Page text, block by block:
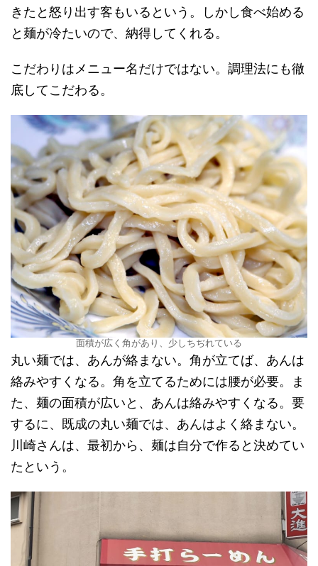
きたと怒り出す客もいるという。しかし食べ始める
と麺が冷たいので、納得してくれる。
こだわりはメニュー名だけではない。調理法にも徹
底してこだわる。
面積が広く角があり、少しちぢれている
丸い麺では、あんが絡まない。角が立てば、あんは
絡みやすくなる。角を立てるためには腰が必要。ま
た、麺の面積が広いと、あんは絡みやすくなる。要
するに、既成の丸い麺では、あんはよく絡まない。
川崎さんは、最初から、麺は自分で作ると決めてい
たという。